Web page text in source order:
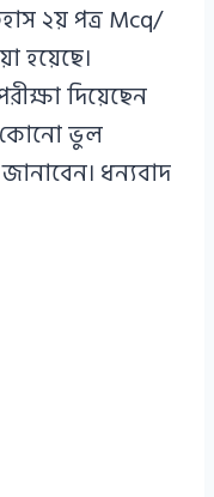
২য় পত্র Mcq/
হয়েছে।
দিয়েছেন
কোনো ভুল
ধন্যবাদ